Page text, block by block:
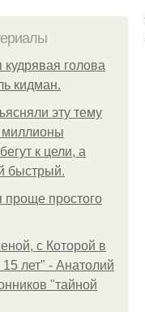
голова
кидман.
эту тему
миллионы
к цели, а
быстрый.
проще простого
с Которой в
лет" - Анатолий
"тайной